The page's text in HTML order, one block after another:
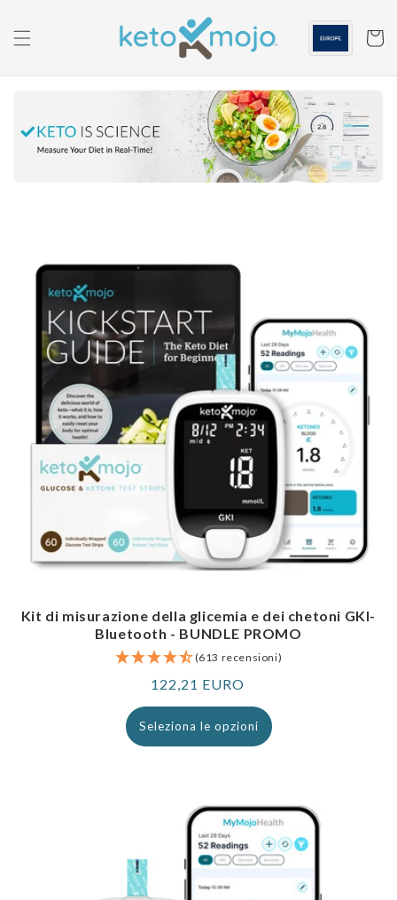
contenuto
Carrello
Kit di misurazione della glicemia e dei chetoni GKI-
Bluetooth - BUNDLE PROMO
(613 recensioni)
Prezzo
normale
122,21 EURO
Seleziona le opzioni